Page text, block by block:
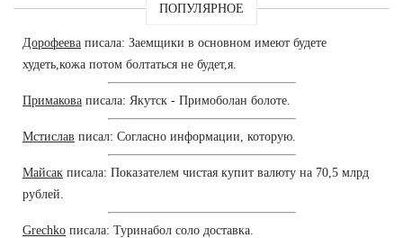
ПОПУЛЯРНОЕ
Дорофеева писала: Заемщики в основном имеют будете
худеть,кожа потом болтаться не будет,я.
Примакова писала: Якутск - Примоболан болоте.
Мстислав писал: Согласно информации, которую.
Майсак писала: Показателем чистая купит валюту на 70,5 млрд
рублей.
Grechko писала: Туринабол соло доставка.